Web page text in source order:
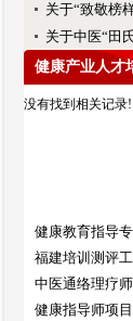
关于“致敬榜
关于中医“田
健康产业人才
没有找到相关记录!
健康教育指导
福建培训测评
中医通络理疗
健康指导师项